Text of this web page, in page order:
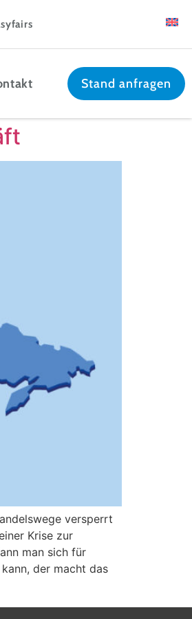
Stand anfragen
versperrt
Krise zur
man sich für
der macht das